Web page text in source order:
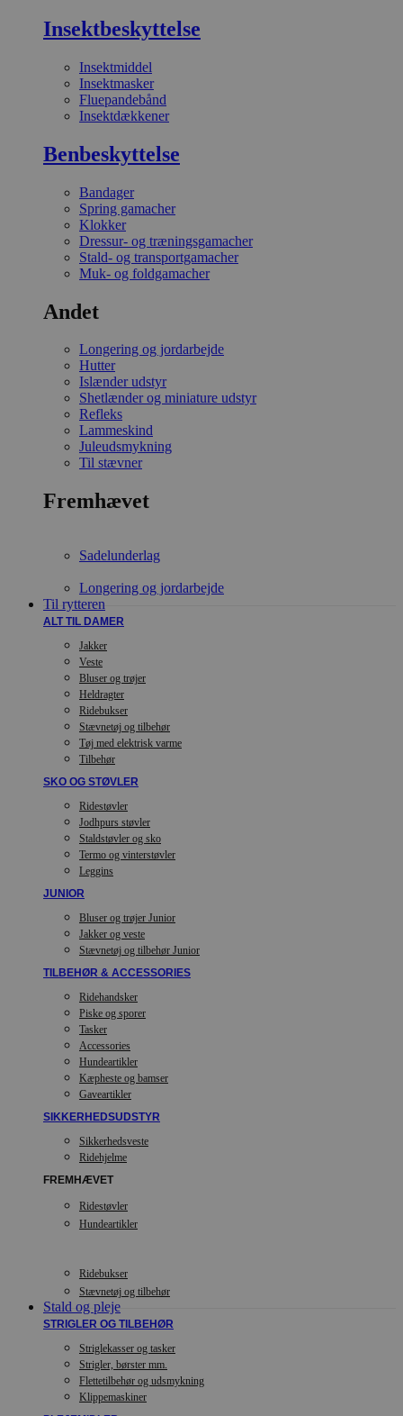
Insektbeskyttelse
Insektmiddel
Insektmasker
Fluepandebånd
Insektdækkener
Benbeskyttelse
Bandager
Spring gamacher
Klokker
Dressur- og træningsgamacher
Stald- og transportgamacher
Muk- og foldgamacher
Andet
Longering og jordarbejde
Hutter
Islænder udstyr
Shetlænder og miniature udstyr
Refleks
Lammeskind
Juleudsmykning
Til stævner
Fremhævet
Sadelunderlag
Longering og jordarbejde
Til rytteren
ALT TIL DAMER
Jakker
Veste
Bluser og trøjer
Heldragter
Ridebukser
Stævnetøj og tilbehør
Tøj med elektrisk varme
Tilbehør
SKO OG STØVLER
Ridestøvler
Jodhpurs støvler
Staldstøvler og sko
Termo og vinterstøvler
Leggins
JUNIOR
Bluser og trøjer Junior
Jakker og veste
Stævnetøj og tilbehør Junior
TILBEHØR & ACCESSORIES
Ridehandsker
Piske og sporer
Tasker
Accessories
Hundeartikler
Kæpheste og bamser
Gaveartikler
SIKKERHEDSUDSTYR
Sikkerhedsveste
Ridehjelme
FREMHÆVET
Ridestøvler
Hundeartikler
Ridebukser
Stævnetøj og tilbehør
Stald og pleje
STRIGLER OG TILBEHØR
Striglekasser og tasker
Strigler, børster mm.
Flettetilbehør og udsmykning
Klippemaskiner